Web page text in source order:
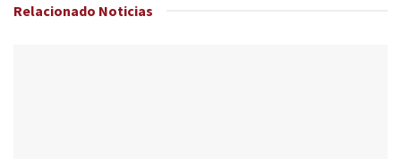
Relacionado Noticias